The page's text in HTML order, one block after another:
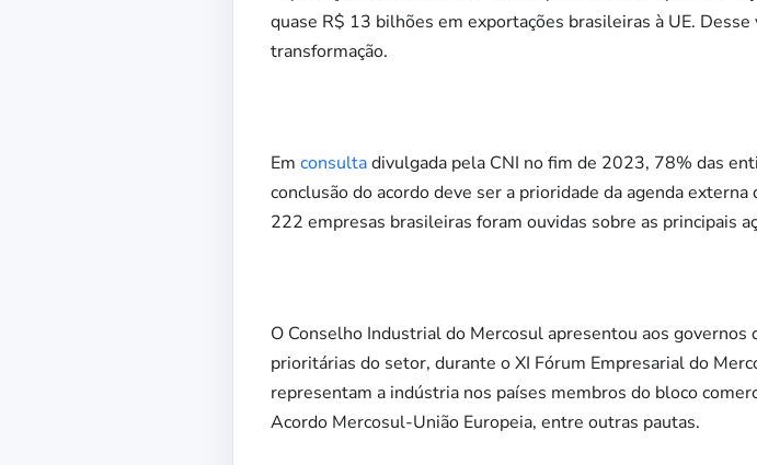
quase R$ 13 bilhões em exportações brasileiras à UE.
transformação.
Em consultadivulgada pela CNI no fim de 2023, 78% das
conclusão do acordo deve ser a prioridade da agenda
222 empresas brasileiras foram ouvidas sobre as principais
O Conselho Industrial do Mercosul apresentou aos
prioritárias do setor, durante o XI Fórum Empresarial do
representam a indústria nos países membros do bloco
Acordo Mercosul-União Europeia, entre outras pautas.